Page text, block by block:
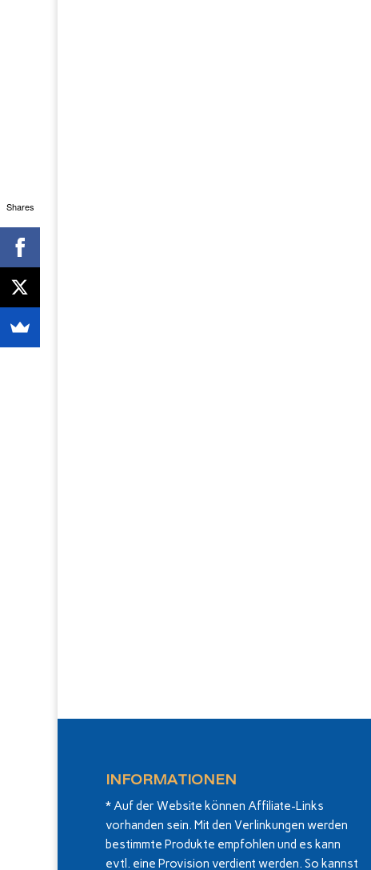
INFORMATIONEN
* Auf der Website können Affiliate-Links
vorhanden sein. Mit den Verlinkungen werden
bestimmte Produkte empfohlen und es kann
evtl. eine Provision verdient werden. So kannst
Shares